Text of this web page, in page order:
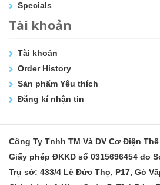
Specials
Tài khoản
Tài khoản
Order History
Sản phẩm Yêu thích
Đăng kí nhận tin
Công Ty Tnhh TM Và DV Cơ Điện
Giấy phép ĐKKD số 0315696454 do
Trụ sở: 433/4 Lê Đức Thọ, P17, Gò